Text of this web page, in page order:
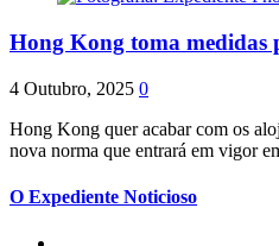
Hong Kong toma medidas
4 Outubro, 2025 0
Hong Kong quer acabar com os
nova norma que entrará em vigor
O Expediente Noticioso